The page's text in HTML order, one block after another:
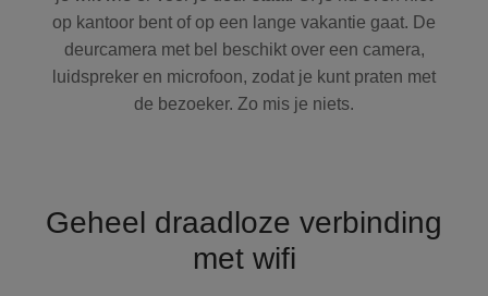
op kantoor bent of op een lange vakantie gaat. De
deurcamera met bel beschikt over een camera,
luidspreker en microfoon, zodat je kunt praten met
de bezoeker. Zo mis je niets.
Geheel draadloze verbinding
met wifi